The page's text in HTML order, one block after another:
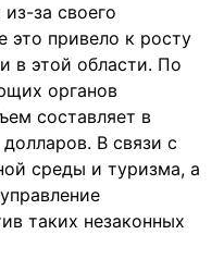
за своего
это привело к росту
в этой области. По
органов
составляет в
В связи с
среды и туризма, а
таких незаконных